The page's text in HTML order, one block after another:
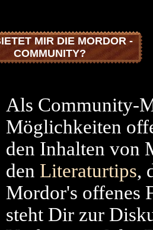
MIR DIE MORDOR -
COMMUNITY?
Als Community-
Möglichkeiten
den Inhalten von
den Literaturtips,
Mordor's offenes
steht Dir zur